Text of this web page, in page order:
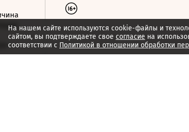
На нашем сайте используются cookie-файлы и
сайтом, вы подтверждаете свое согласие на
соответствии с Политикой в отношении обработки